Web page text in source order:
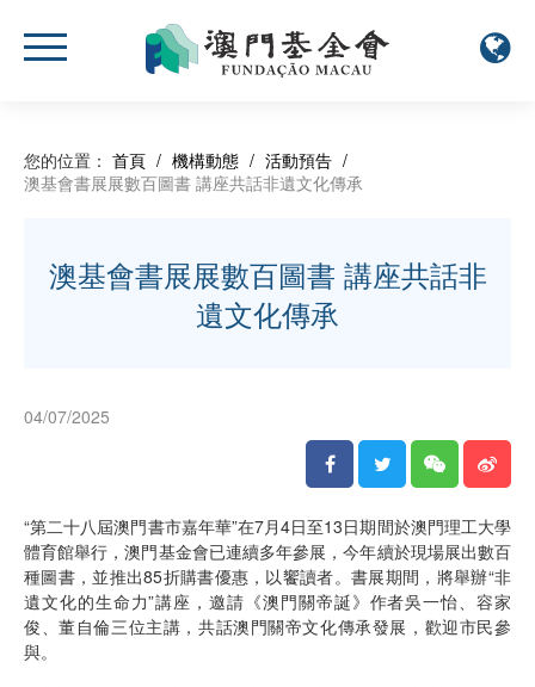
您的位置： 首頁 / 機構動態 / 活動預告 /
澳基會書展展數百圖書 講座共話非遺文化傳承
澳基會書展展數百圖書 講座共話非
遺文化傳承
04/07/2025
“第二十八屆澳門書市嘉年華”在7月4日至13日期間於澳門理工大學
體育館舉行，澳門基金會已連續多年參展，今年續於現場展出數百
種圖書，並推出85折購書優惠，以饗讀者。書展期間，將舉辦“非
遺文化的生命力”講座，邀請《澳門關帝誕》作者吳一怡、容家
俊、董自倫三位主講，共話澳門關帝文化傳承發展，歡迎市民參
與。